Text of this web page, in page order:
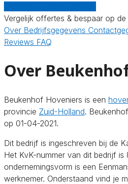
Vergelijk offertes & bespaar op de
Over Bedrijfsgegevens
Reviews FAQ
Over
Beukenhof Hoveniers is een
provincie Zuid-Holland.
op 01-04-2021.
Dit bedrijf is ingeschreven bij de
Het KvK-nummer van dit bedrijf
ondernemingsvorm is een
werknemer. Onderstaand vind je